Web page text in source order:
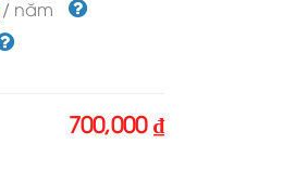
/ năm
700,000 ₫